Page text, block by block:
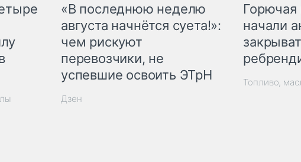
«В последнюю неделю
августа начнётся суета!»:
чем рискуют
перевозчики, не
успевшие освоить ЭТрН
Дзен
начали
Топливо,